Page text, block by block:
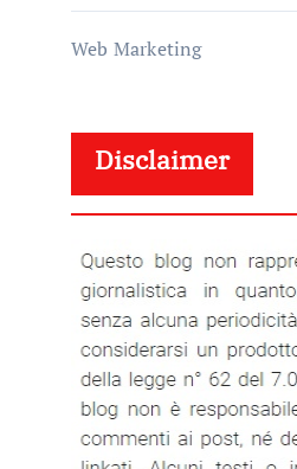
Web Marketing
Disclaimer